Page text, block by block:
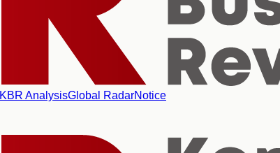
KBR AnalysisGlobal RadarNotice